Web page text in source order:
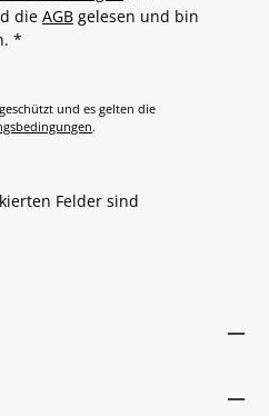
die AGB gelesen und bin
*
und es gelten die
.
Felder sind